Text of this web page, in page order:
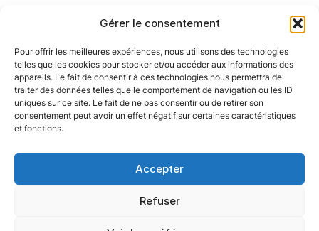
Gérer le consentement
Pour offrir les meilleures expériences, nous utilisons des technologies
telles que les cookies pour stocker et/ou accéder aux informations des
appareils. Le fait de consentir à ces technologies nous permettra de
traiter des données telles que le comportement de navigation ou les ID
uniques sur ce site. Le fait de ne pas consentir ou de retirer son
consentement peut avoir un effet négatif sur certaines caractéristiques
et fonctions.
Accepter
Refuser
Cet article a été partiellement rédigé à l’aide d’une intelligence artificielle et
Notre politique
Nos agences
Nos autres marques
Nos réseaux